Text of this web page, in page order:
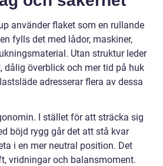
använder flaket som en rullande
fylls det med lådor, maskiner,
Utan struktur leder
överblick och mer tid på huk
adresserar flera av dessa
I stället för att sträcka sig
böjd rygg går det att stå kvar
i en mer neutral position. Det
vridningar och balansmoment.